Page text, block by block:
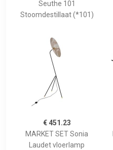
Seuthe 101
Stoomdestillaat (*101)
€ 451.23
MARKET SET Sonia
Laudet vloerlamp